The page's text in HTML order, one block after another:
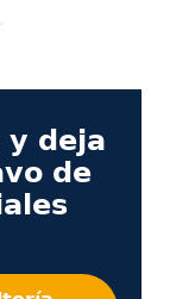
y deja
de